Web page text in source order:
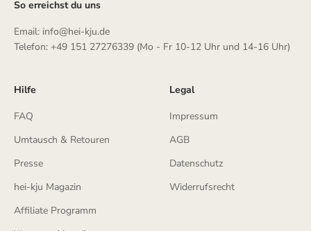
So erreichst du uns
Email: info@hei-kju.de
Telefon: +49 151 27276339 (Mo - Fr 10-12 Uhr und 14-16 Uhr)
Hilfe
FAQ
Umtausch & Retouren
Presse
hei-kju Magazin
Affiliate Programm
Legal
Impressum
AGB
Datenschutz
Widerrufsrecht